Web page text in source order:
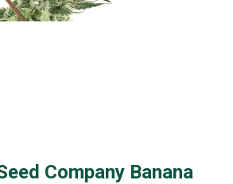
Company Banana